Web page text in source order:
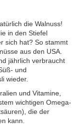
die Walnuss!
in den Stiefel
sich hat? So stammt
aus den USA.
jährlich verbraucht
und
wieder.
und Vitamine,
wichtigen Omega-
die der
kann.